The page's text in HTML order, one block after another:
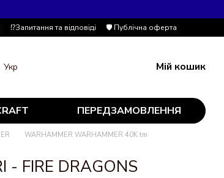
⁉️Запитання та відповіді
🛡️ Публічна оферта
Укр Мій кошик
ПЕРЕДЗАМОВЛЕННЯ
WARHAMMER WARHAMMER 40K tm
- FIRE DRAGONS